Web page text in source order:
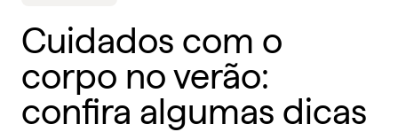
Cuidados com o
corpo no verão:
confira algumas dicas